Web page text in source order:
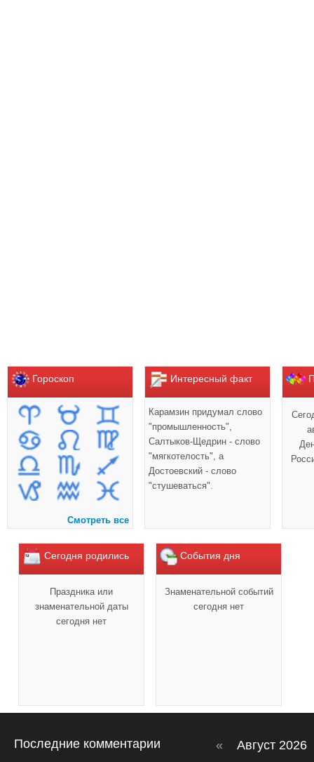
Гороскоп
Смотреть все
Интересный факт
Карамзин придумал слово
"промышленность",
Салтыков-Щедрин - слово
"мягкотелость", а
Достоевский - слово
"стушеваться".
Сегодня родились
Праздника или
знаменательной даты
сегодня нет
События дня
Знаменательной событий
сегодня нет
Последние комментарии « Август